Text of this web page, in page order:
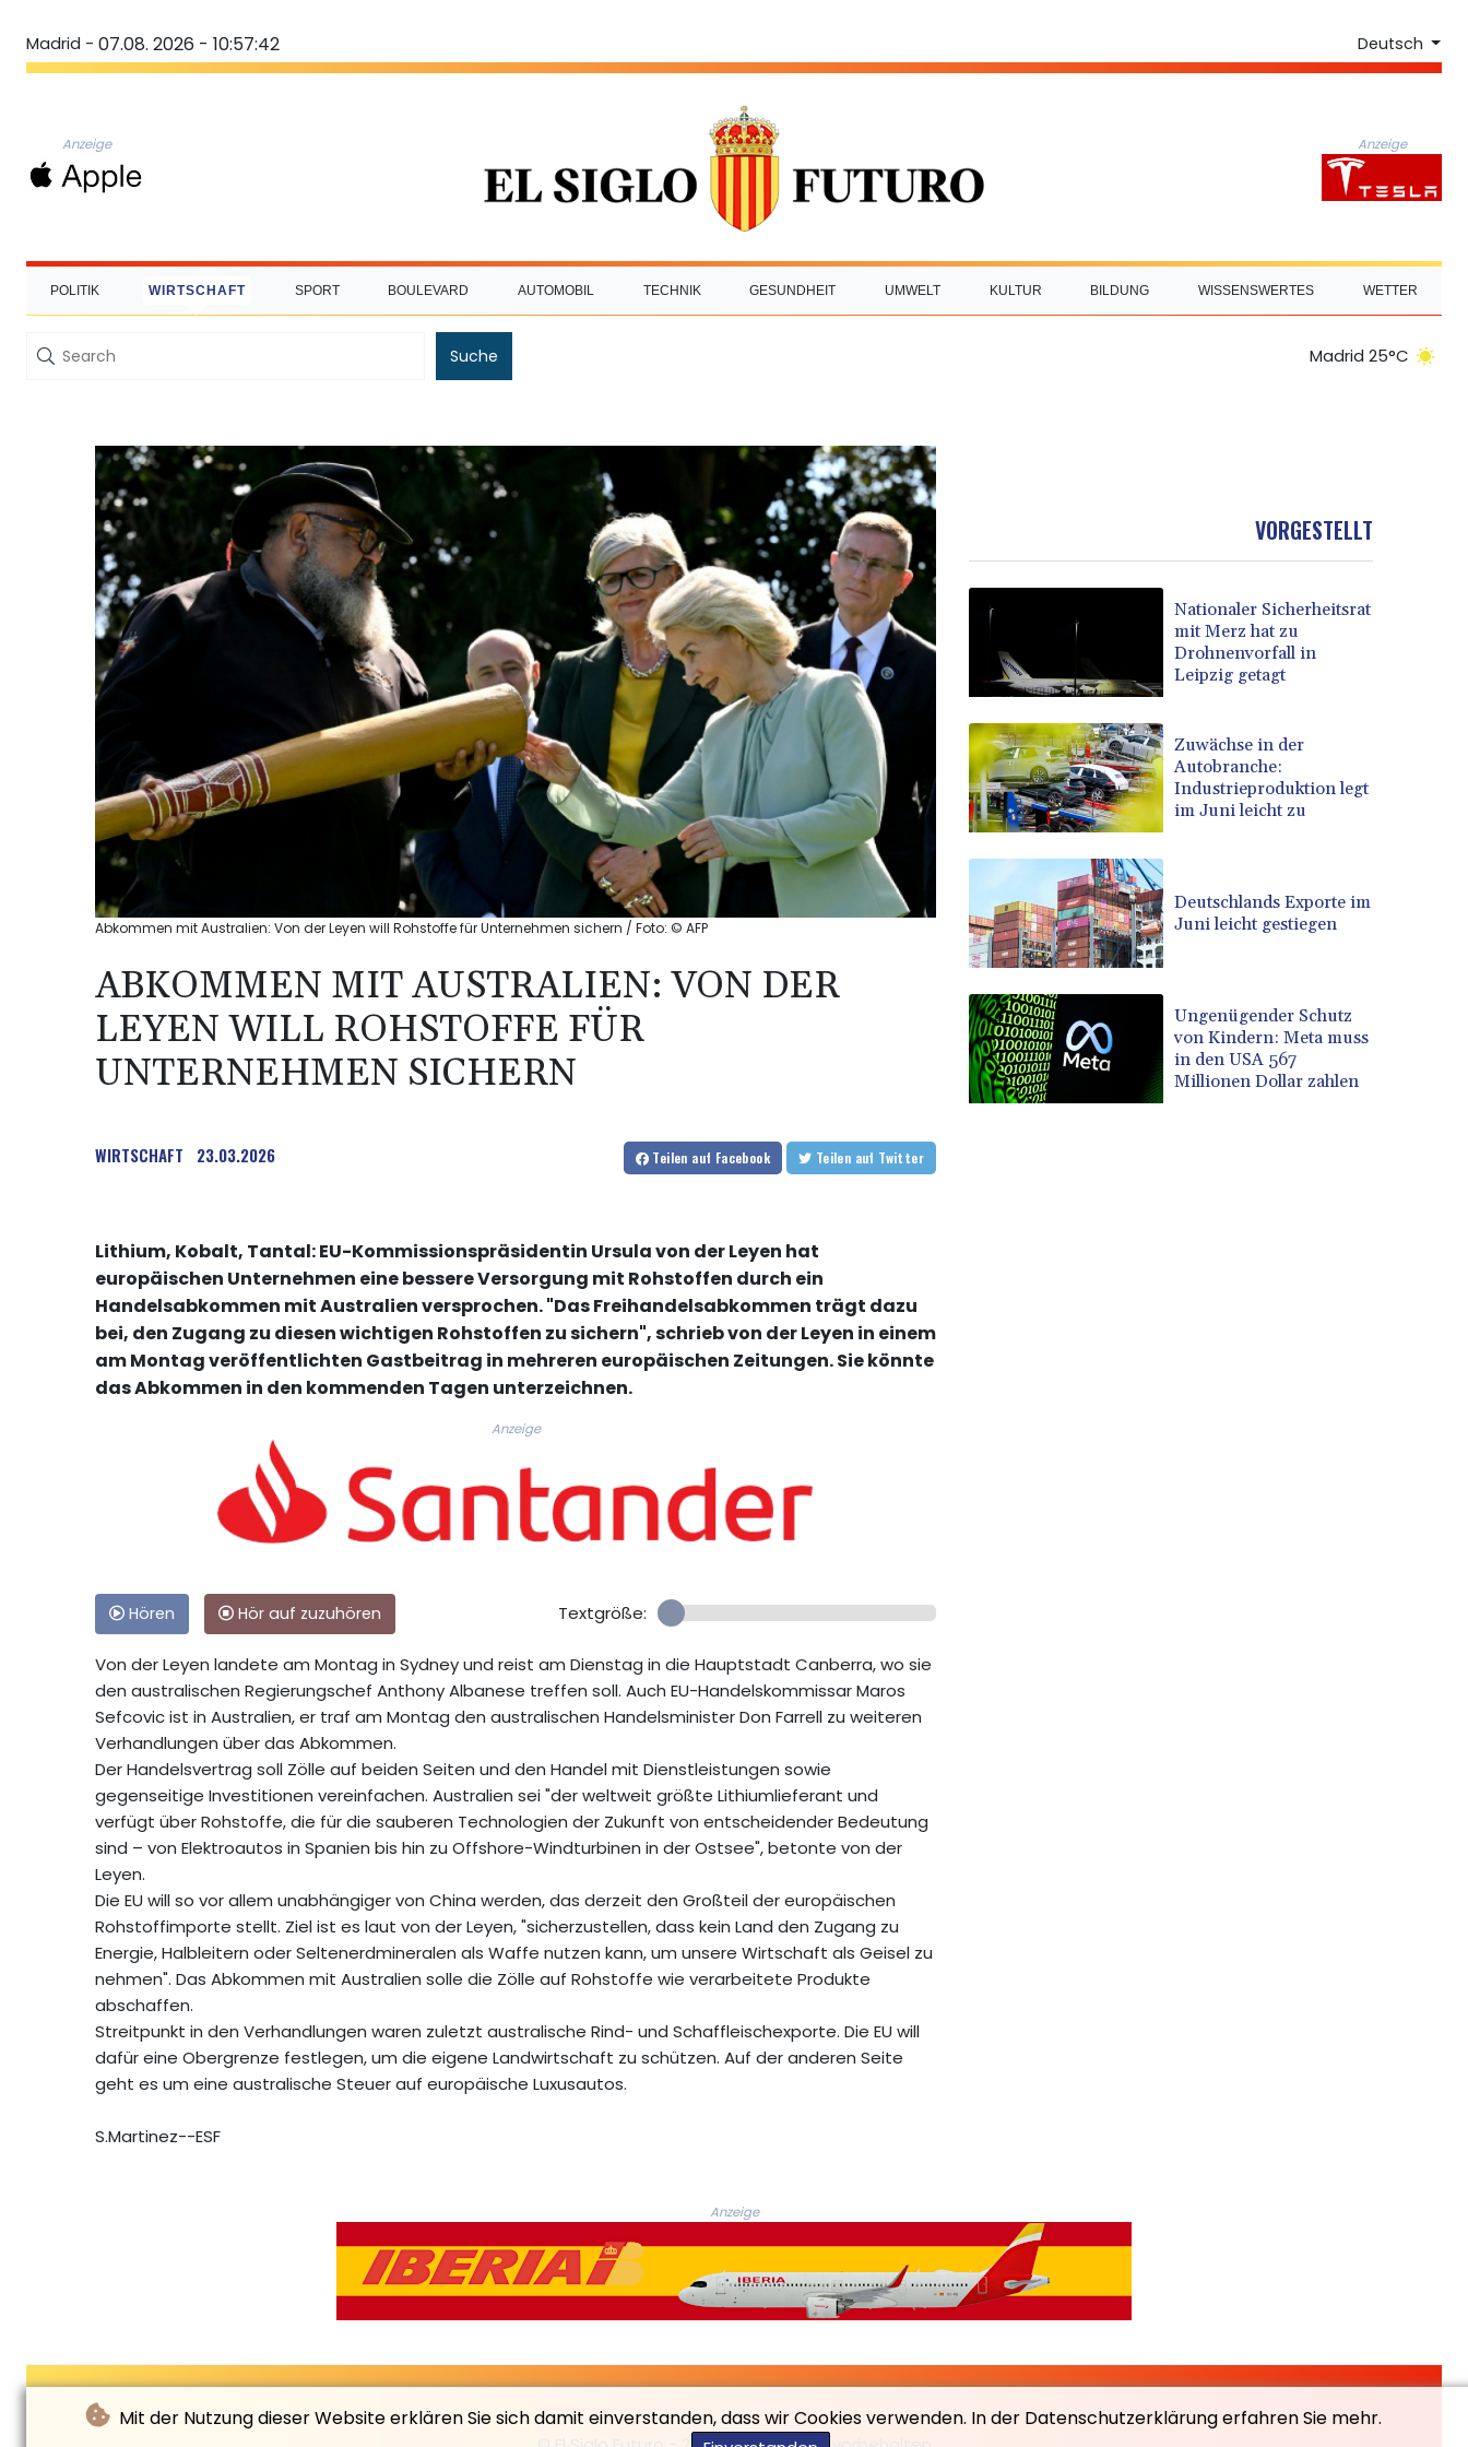
Mit der Nutzung dieser Website erklären Sie sich damit einverstanden, dass wir Cookies verwenden. In der Datenschutzerklärung erfahren Sie mehr.
Madrid - 07.08. 2026 - 10:57:43 Deutsch
Anzeige Anzeige
POLITIK WIRTSCHAFT SPORT BOULEVARD AUTOMOBIL TECHNIK GESUNDHEIT UMWELT KULTUR BILDUNG WISSENSWERTES WETTER
Suche Madrid 25°C
Abkommen mit Australien: Von der Leyen will Rohstoffe für Unternehmen sichern / Foto: © AFP
ABKOMMEN MIT AUSTRALIEN: VON DER
LEYEN WILL ROHSTOFFE FÜR
UNTERNEHMEN SICHERN
WIRTSCHAFT 23.03.2026 Teilen auf Facebook Teilen auf Twitter
Lithium, Kobalt, Tantal: EU-Kommissionspräsidentin Ursula von der Leyen hat
europäischen Unternehmen eine bessere Versorgung mit Rohstoffen durch ein
Handelsabkommen mit Australien versprochen. "Das Freihandelsabkommen trägt dazu
bei, den Zugang zu diesen wichtigen Rohstoffen zu sichern", schrieb von der Leyen in einem
am Montag veröffentlichten Gastbeitrag in mehreren europäischen Zeitungen. Sie könnte
das Abkommen in den kommenden Tagen unterzeichnen.
Anzeige
Hören Hör auf zuzuhören Textgröße:
Von der Leyen landete am Montag in Sydney und reist am Dienstag in die Hauptstadt Canberra, wo sie
den australischen Regierungschef Anthony Albanese treffen soll. Auch EU-Handelskommissar Maros
Sefcovic ist in Australien, er traf am Montag den australischen Handelsminister Don Farrell zu weiteren
Verhandlungen über das Abkommen.
Der Handelsvertrag soll Zölle auf beiden Seiten und den Handel mit Dienstleistungen sowie
gegenseitige Investitionen vereinfachen. Australien sei "der weltweit größte Lithiumlieferant und
verfügt über Rohstoffe, die für die sauberen Technologien der Zukunft von entscheidender Bedeutung
sind – von Elektroautos in Spanien bis hin zu Offshore-Windturbinen in der Ostsee", betonte von der
Leyen.
Die EU will so vor allem unabhängiger von China werden, das derzeit den Großteil der europäischen
Rohstoffimporte stellt. Ziel ist es laut von der Leyen, "sicherzustellen, dass kein Land den Zugang zu
Energie, Halbleitern oder Seltenerdmineralen als Waffe nutzen kann, um unsere Wirtschaft als Geisel zu
nehmen". Das Abkommen mit Australien solle die Zölle auf Rohstoffe wie verarbeitete Produkte
abschaffen.
Streitpunkt in den Verhandlungen waren zuletzt australische Rind- und Schaffleischexporte. Die EU will
dafür eine Obergrenze festlegen, um die eigene Landwirtschaft zu schützen. Auf der anderen Seite
geht es um eine australische Steuer auf europäische Luxusautos.
S.Martinez--ESF
VORGESTELLT
Nationaler Sicherheitsrat
mit Merz hat zu
Drohnenvorfall in
Leipzig getagt
Zuwächse in der
Autobranche:
Industrieproduktion legt
im Juni leicht zu
Deutschlands Exporte im
Juni leicht gestiegen
Ungenügender Schutz
von Kindern: Meta muss
in den USA 567
Millionen Dollar zahlen
Anzeige